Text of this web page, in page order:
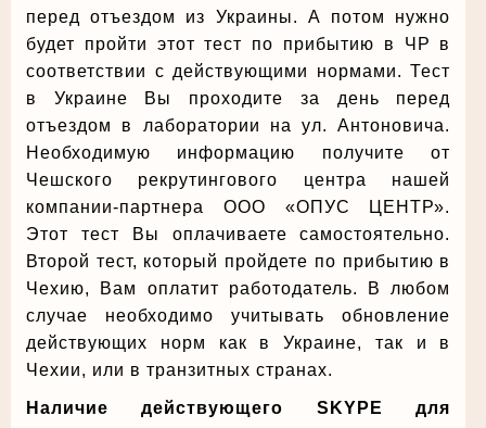
перед отъездом из Украины. А потом нужно
будет пройти этот тест по прибытию в ЧР в
соответствии с действующими нормами. Тест
в Украине Вы проходите за день перед
отъездом в лаборатории на ул. Антоновича.
Необходимую информацию получите от
Чешского рекрутингового центра нашей
компании-партнера ООО «ОПУС ЦЕНТР».
Этот тест Вы оплачиваете самостоятельно.
Второй тест, который пройдете по прибытию в
Чехию, Вам оплатит работодатель. В любом
случае необходимо учитывать обновление
действующих норм как в Украине, так и в
Чехии, или в транзитных странах.
Наличие действующего SKYPЕ для